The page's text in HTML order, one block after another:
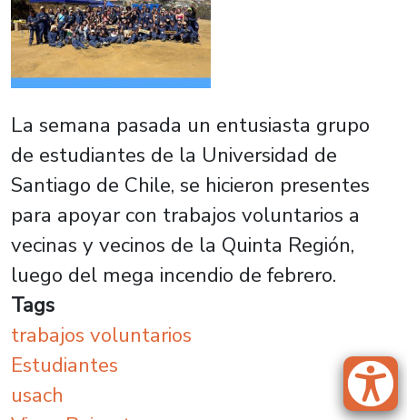
La semana pasada un entusiasta grupo
de estudiantes de la Universidad de
Santiago de Chile, se hicieron presentes
para apoyar con trabajos voluntarios a
vecinas y vecinos de la Quinta Región,
luego del mega incendio de febrero.
Tags
trabajos voluntarios
Estudiantes
usach